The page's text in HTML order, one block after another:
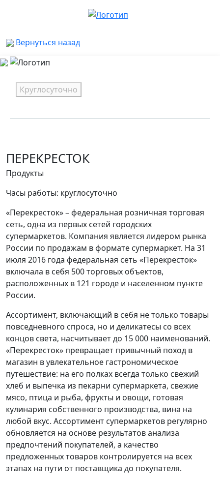
Вернуться назад
Круглосуточно
ПЕРЕКРЕСТОК
Продукты
Часы работы: круглосуточно
«Перекресток» – федеральная розничная торговая
сеть, одна из первых сетей городских
супермаркетов. Компания является лидером рынка
России по продажам в формате супермаркет. На 31
июля 2016 года федеральная сеть «Перекресток»
включала в себя 500 торговых объектов,
расположенных в 121 городе и населенном пункте
России.
Ассортимент, включающий в себя не только товары
повседневного спроса, но и деликатесы со всех
концов света, насчитывает до 15 000 наименований.
«Перекресток» превращает привычный поход в
магазин в увлекательное гастрономическое
путешествие: на его полках всегда только свежий
хлеб и выпечка из пекарни супермаркета, свежие
мясо, птица и рыба, фрукты и овощи, готовая
кулинария собственного производства, вина на
любой вкус. Ассортимент супермаркетов регулярно
обновляется на основе результатов анализа
предпочтений покупателей, а качество
предложенных товаров контролируется на всех
этапах на пути от поставщика до покупателя.